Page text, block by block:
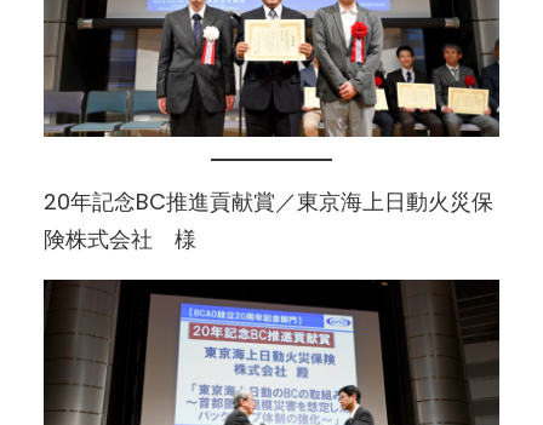
20年記念BC推進貢献賞／東京海上日動火災保
険株式会社 様